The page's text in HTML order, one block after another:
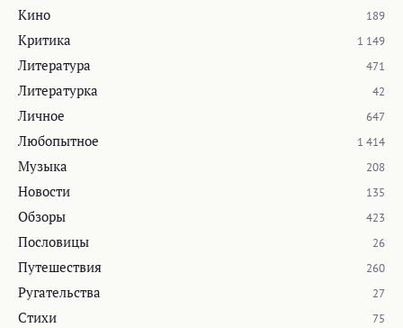
Кино 189
Критика 1 149
Литература 471
Литературка 42
Личное 647
Любопытное 1 414
Музыка 208
Новости 135
Обзоры 423
Пословицы 26
Путешествия 260
Ругательства 27
Стихи 75